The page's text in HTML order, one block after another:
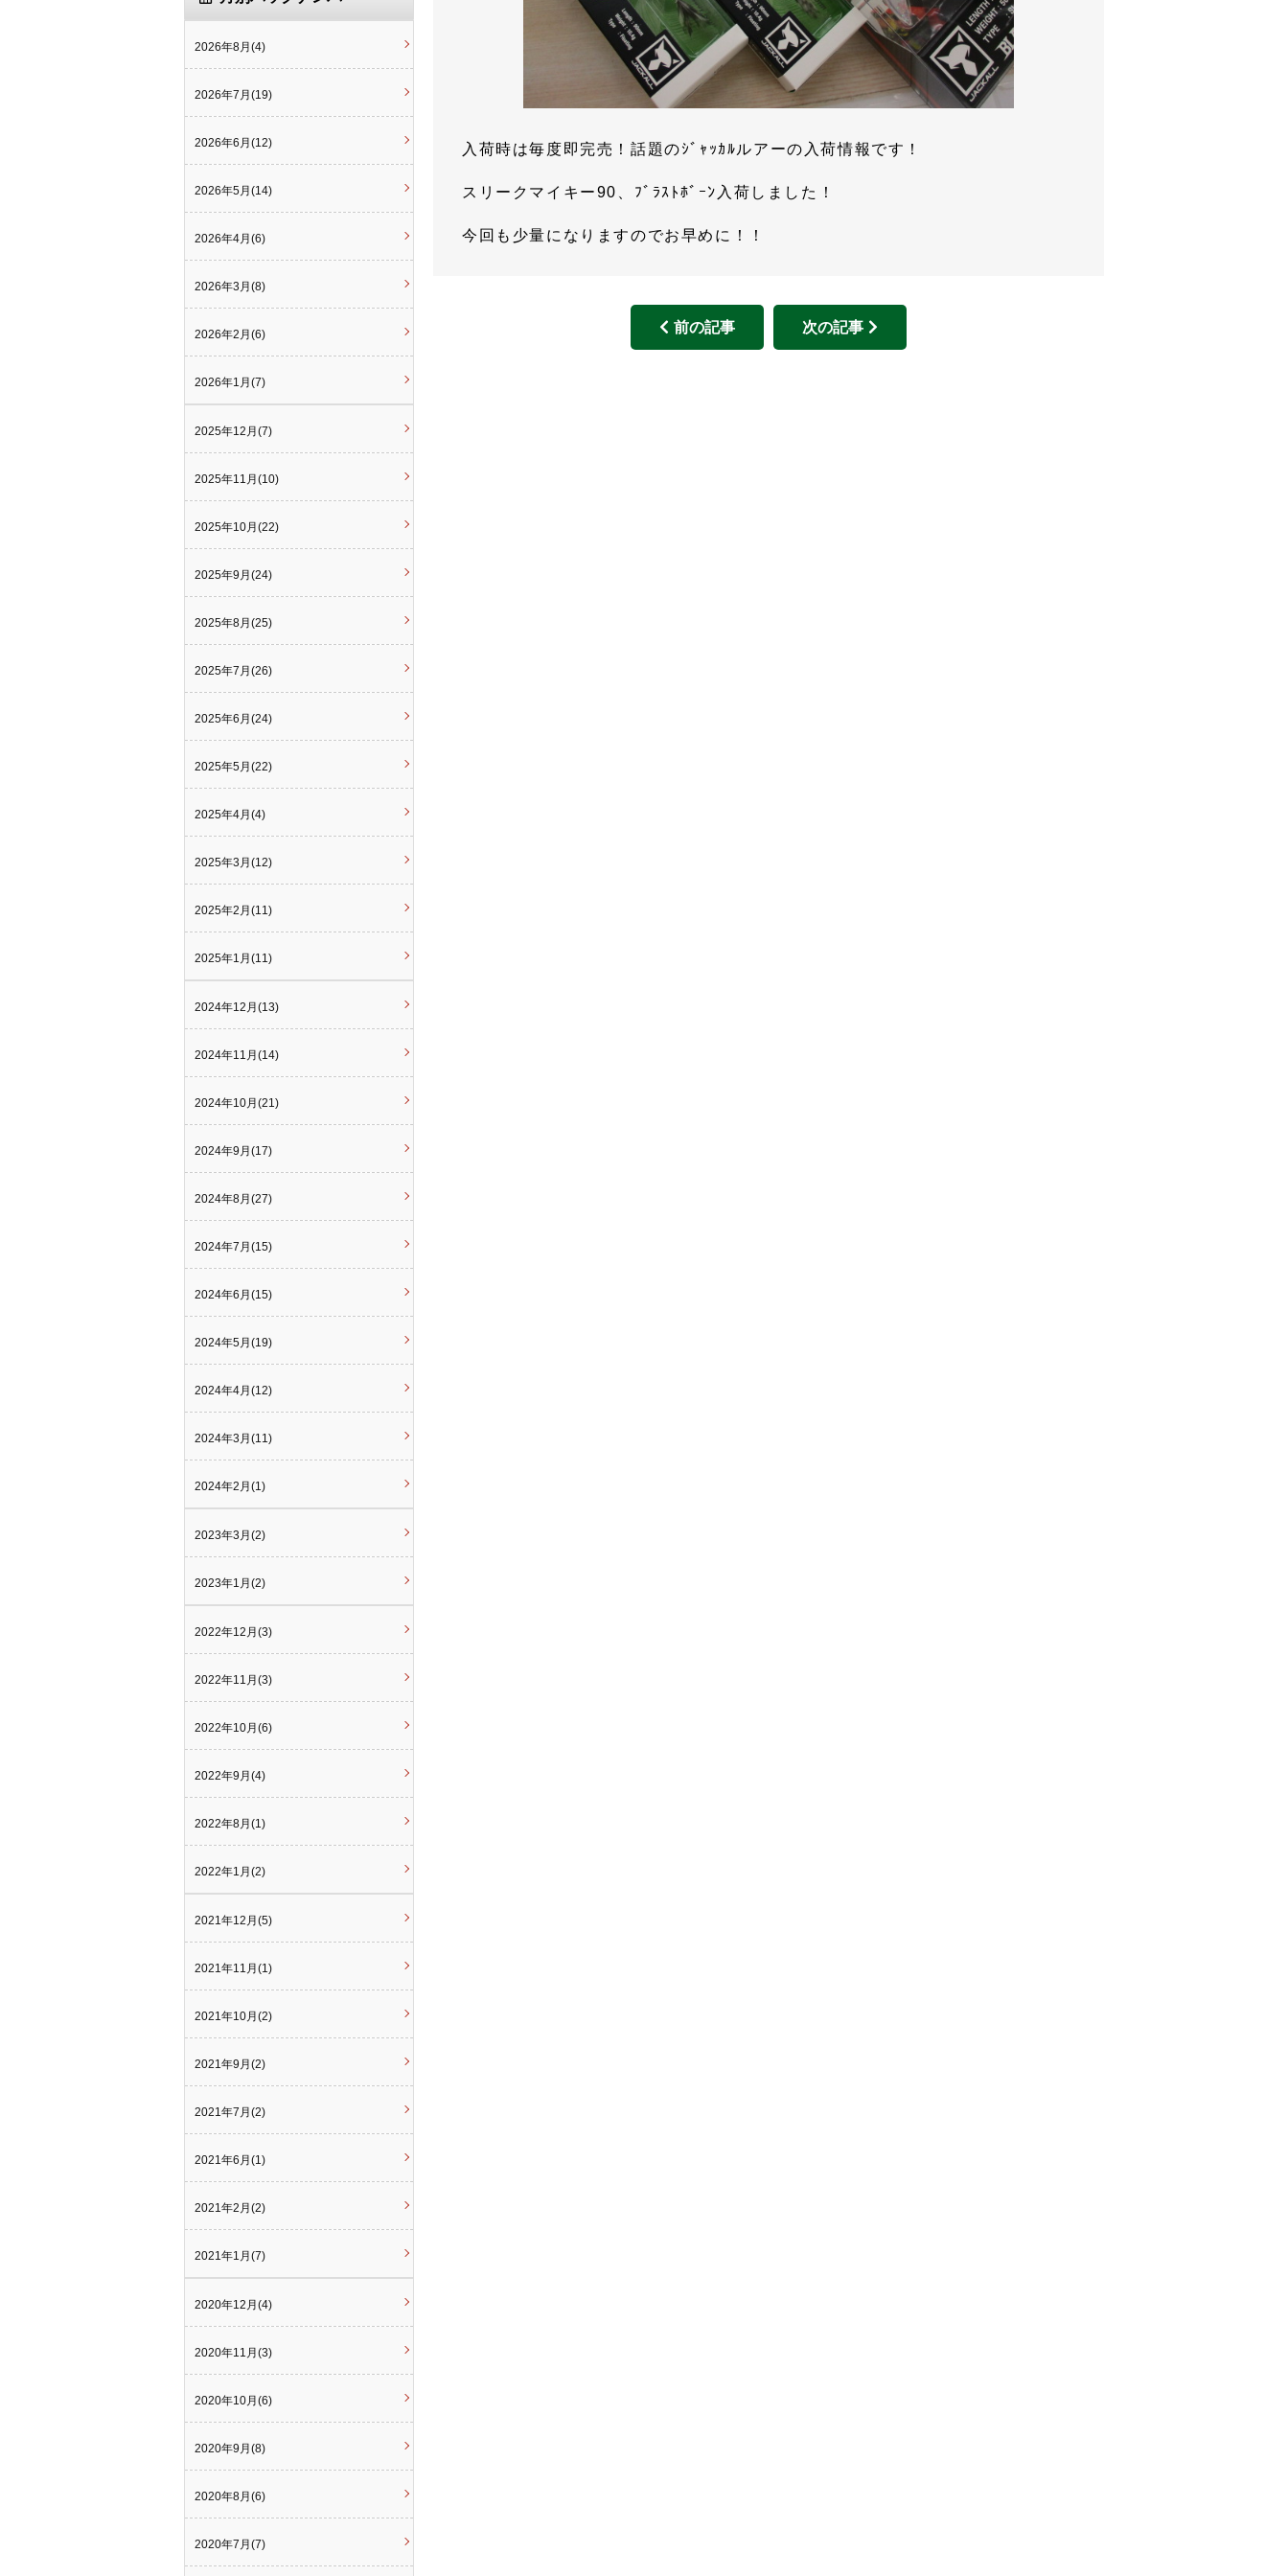
入荷時は毎度即完売！話題のｼﾞｬｯｶﾙルアーの入荷情報です！
スリークマイキー90、ﾌﾞﾗｽﾄﾎﾞｰﾝ入荷しました！
今回も少量になりますのでお早めに！！
前の記事 次の記事
2026年8月(4)
2026年7月(19)
2026年6月(12)
2026年5月(14)
2026年4月(6)
2026年3月(8)
2026年2月(6)
2026年1月(7)
2025年12月(7)
2025年11月(10)
2025年10月(22)
2025年9月(24)
2025年8月(25)
2025年7月(26)
2025年6月(24)
2025年5月(22)
2025年4月(4)
2025年3月(12)
2025年2月(11)
2025年1月(11)
2024年12月(13)
2024年11月(14)
2024年10月(21)
2024年9月(17)
2024年8月(27)
2024年7月(15)
2024年6月(15)
2024年5月(19)
2024年4月(12)
2024年3月(11)
2024年2月(1)
2023年3月(2)
2023年1月(2)
2022年12月(3)
2022年11月(3)
2022年10月(6)
2022年9月(4)
2022年8月(1)
2022年1月(2)
2021年12月(5)
2021年11月(1)
2021年10月(2)
2021年9月(2)
2021年7月(2)
2021年6月(1)
2021年2月(2)
2021年1月(7)
2020年12月(4)
2020年11月(3)
2020年10月(6)
2020年9月(8)
2020年8月(6)
2020年7月(7)